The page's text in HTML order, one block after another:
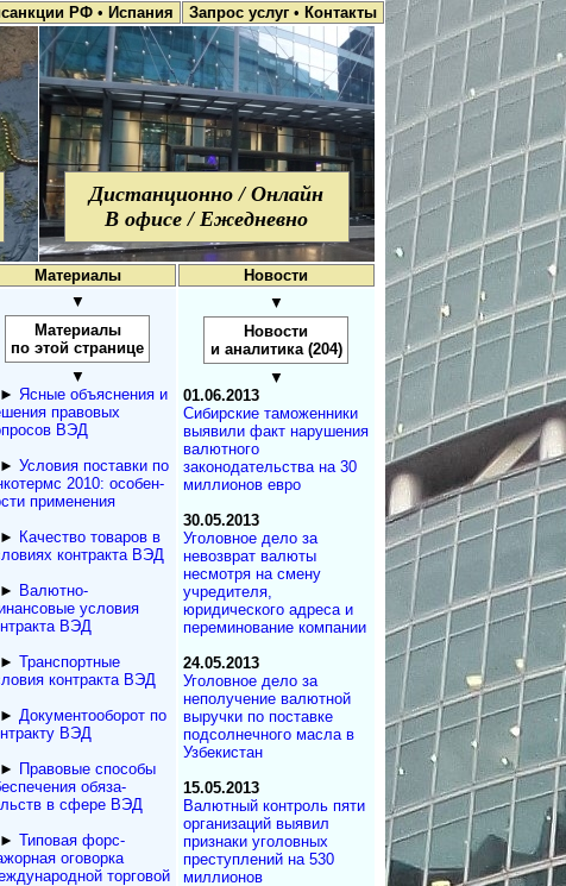
РФ • Испания Запрос услуг • Контакты
Дистанционно / Онлайн
В офисе / Ежедневно
Материалы Новости
▼
Материалы
по этой странице
▼
Ясные объяснения и
правовых
ВЭД
Условия поставки по
2010: осо­бен­
применения
Качество товаров в
контракта ВЭД
Валютно-
условия
ВЭД
Транспортные
контракта ВЭД
Документооборот по
ВЭД
Правовые способы
обяза­
в сфере ВЭД
Типовая форс-
оговорка
торговой
▼
Новости
и аналитика (204)
▼
01.06.2013
Сибирские таможенники
выявили факт нарушения
валютного
законодательства на 30
миллионов евро
30.05.2013
Уголовное дело за
невозврат валюты
несмотря на смену
учредителя,
юридического адреса и
переминование компании
24.05.2013
Уголовное дело за
неполучение валютной
выручки по поставке
подсолнечного масла в
Узбекистан
15.05.2013
Валютный контроль пяти
организаций выявил
признаки уголовных
преступлений на 530
миллионов